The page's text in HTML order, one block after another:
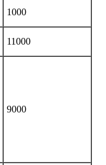
1000
11000
9000